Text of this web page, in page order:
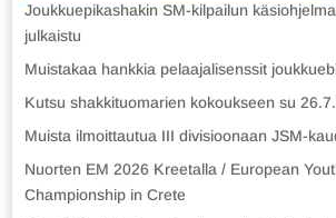
Joukkuepikashakin SM-kilpailun
julkaistu
Muistakaa hankkia pelaajalisenssit
Kutsu shakkituomarien kokoukseen su
Muista ilmoittautua III divisioonaan JSM-
Nuorten EM 2026 Kreetalla / European
Championship in Crete